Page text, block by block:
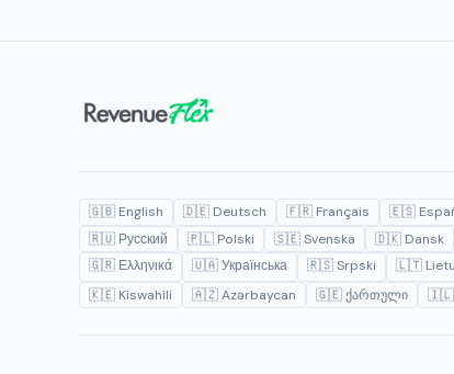
🇬🇧 English 🇩🇪 Deutsch 🇫🇷 Français 🇪🇸
🇷🇺 Русский
🇵🇱 Polski 🇸🇪 Svenska 🇩🇰 Dansk
🇬🇷 Ελληνικά
🇺🇦 Українська 🇷🇸 Srpski 🇱🇹
🇰🇪 Kiswahili
🇦🇿 Azərbaycan 🇬🇪 ქართული